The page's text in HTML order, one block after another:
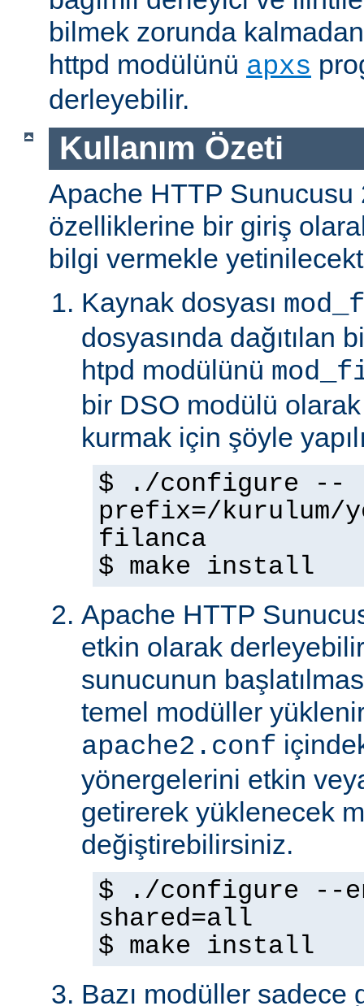
bilmek zorunda
httpd modülünü apxs
derleyebilir.
Kullanım Özeti
Apache HTTP Sunucusu
özelliklerine bir giriş
bilgi vermekle
Kaynak dosyası
dosyasında dağıtılan
htpd modülünü
bir DSO modülü
kurmak için şöyle
$ ./configure --
prefix=/kurulum/
filanca
$ make install
Apache HTTP
etkin olarak
sunucunun
temel modüller
apache2.conf
yönergelerini etkin
getirerek yüklenecek
değiştirebilirsiniz.
$ ./configure --
shared=all
$ make install
Bazı modüller